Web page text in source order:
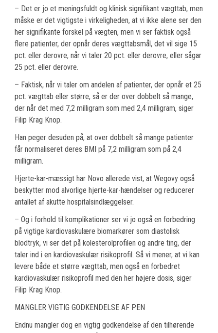
– Det er jo et meningsfuldt og klinisk signifikant vægttab, men
måske er det vigtigste i virkeligheden, at vi ikke alene ser den
her signifikante forskel på vægten, men vi ser faktisk også
flere patienter, der opnår deres vægttabsmål, det vil sige 15
pct. eller derovre, når vi taler 20 pct. eller derovre, eller sågar
25 pct. eller derovre.
– Faktisk, når vi taler om andelen af patienter, der opnår et 25
pct. vægttab eller større, så er der over dobbelt så mange,
der når det med 7,2 milligram som med 2,4 milligram, siger
Filip Krag Knop.
Han peger desuden på, at over dobbelt så mange patienter
får normaliseret deres BMI på 7,2 milligram som på 2,4
milligram.
Hjerte-kar-mæssigt har Novo allerede vist, at Wegovy også
beskytter mod alvorlige hjerte-kar-hændelser og reducerer
antallet af akutte hospitalsindlæggelser.
– Og i forhold til komplikationer ser vi jo også en forbedring
på vigtige kardiovaskulære biomarkører som diastolisk
blodtryk, vi ser det på kolesterolprofilen og andre ting, der
taler ind i en kardiovaskulær risikoprofil. Så vi mener, at vi kan
levere både et større vægttab, men også en forbedret
kardiovaskulær risikoprofil med den her højere dosis, siger
Filip Krag Knop.
MANGLER VIGTIG GODKENDELSE AF PEN
Endnu mangler dog en vigtig godkendelse af den tilhørende